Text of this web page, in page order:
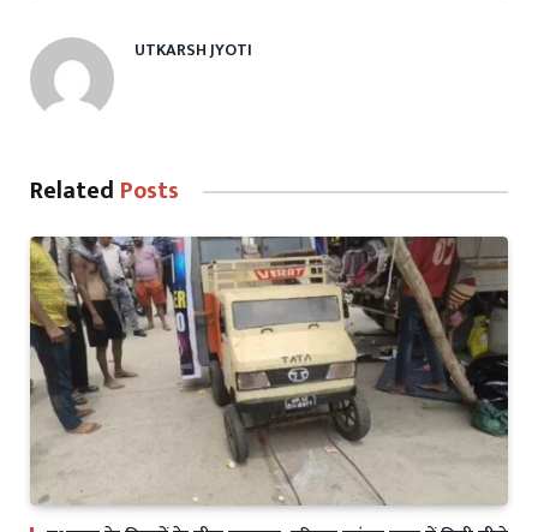
UTKARSH JYOTI
Related Posts